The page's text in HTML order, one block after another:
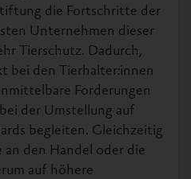
die Fortschritte der
Unternehmen dieser
Tierschutz. Dadurch,
bei den Tierhalter:innen
Forderungen
der Umstellung auf
begleiten. Gleichzeitig
den Handel oder die
auf höhere